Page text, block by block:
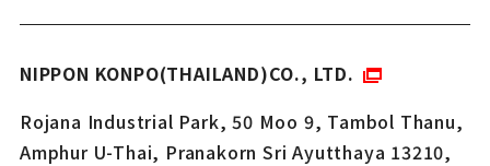
NIPPON KONPO(THAILAND)CO., LTD.
Rojana Industrial Park, 50 Moo 9, Tambol Thanu,
Amphur U-Thai, Pranakorn Sri Ayutthaya 13210,